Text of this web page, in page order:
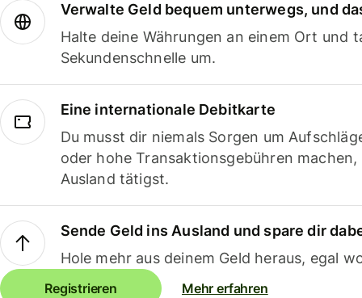
Verwalte Geld bequem unterwegs, und
Halte deine Währungen an einem Ort und
Sekundenschnelle um.
Eine internationale Debitkarte
Du musst dir niemals Sorgen um
oder hohe Transaktionsgebühren
Ausland tätigst.
Sende Geld ins Ausland und spare dir
Hole mehr aus deinem Geld heraus, egal
Registrieren Mehr erfahren